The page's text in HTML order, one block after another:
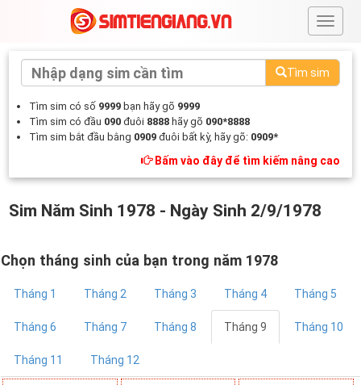
#
Tìm sim
Tìm sim có số 9999 bạn hãy gõ 9999
Tìm sim có đầu 090 đuôi 8888 hãy gõ 090*8888
Tìm sim bắt đầu bằng 0909 đuôi bất kỳ, hãy gõ: 0909*
Bấm vào đây để tìm kiếm nâng cao
Sim Năm Sinh 1978 - Ngày Sinh 2/9/1978
Chọn tháng sinh của bạn trong năm 1978
Tháng 1 Tháng 2 Tháng 3 Tháng 4 Tháng 5
Tháng 6 Tháng 7 Tháng 8 Tháng 9 Tháng 10
Tháng 11 Tháng 12